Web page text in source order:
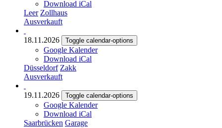
Download iCal
Leer Zollhaus
Ausverkauft
18.11.2026 Toggle calendar-options
Google Kalender
Download iCal
Düsseldorf Zakk
Ausverkauft
19.11.2026 Toggle calendar-options
Google Kalender
Download iCal
Saarbrücken Garage